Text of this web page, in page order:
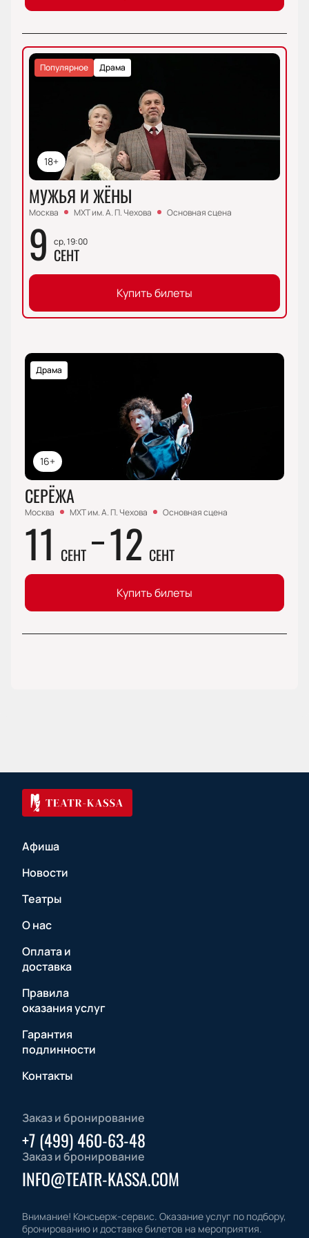
18+
Драма
Популярное
МУЖЬЯ И ЖЁНЫ
Москва МХТ им. А. П. Чехова Основная сцена
9 ср, 19:00
СЕНТ
Купить билеты
16+
Драма
СЕРЁЖА
Москва МХТ им. А. П. Чехова Основная сцена
11 СЕНТ 12 СЕНТ
Купить билеты
Афиша
Новости
Театры
О нас
Оплата и
доставка
Правила
оказания услуг
Гарантия
подлинности
Контакты
Заказ и бронирование
+7 (499) 460-63-48
Заказ и бронирование
INFO@TEATR-KASSA.COM
Внимание! Консьерж-сервис. Оказание услуг по подбору,
бронированию и доставке билетов на мероприятия.